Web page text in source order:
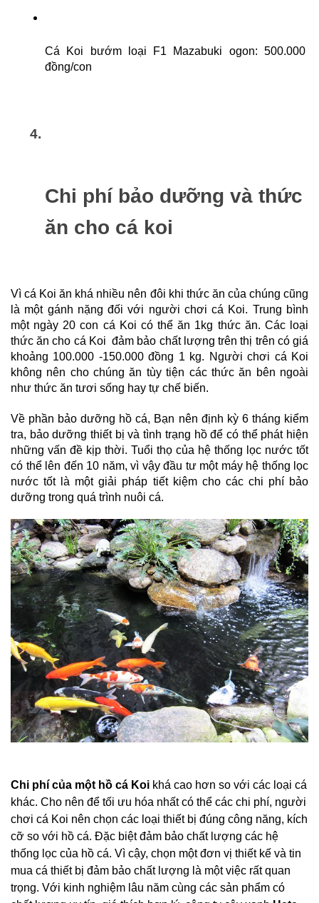
Cá Koi bướm loại F1 Mazabuki ogon: 500.000
đồng/con
Chi phí bảo dưỡng và thức
ăn cho cá koi
Vì cá Koi ăn khá nhiều nên đôi khi thức ăn của chúng cũng
là một gánh nặng đối với người chơi cá Koi. Trung bình
một ngày 20 con cá Koi có thể ăn 1kg thức ăn. Các loại
thức ăn cho cá Koi  đảm bảo chất lượng trên thị trên có giá
khoảng 100.000 -150.000 đồng 1 kg. Người chơi cá Koi
không nên cho chúng ăn tùy tiện các thức ăn bên ngoài
như thức ăn tươi sống hay tự chế biến.
Về phần bảo dưỡng hồ cá, Bạn nên định kỳ 6 tháng kiểm
tra, bảo dưỡng thiết bị và tình trạng hồ để có thể phát hiện
những vấn đề kịp thời. Tuổi thọ của hệ thống lọc nước tốt
có thể lên đến 10 năm, vì vậy đầu tư một máy hệ thống lọc
nước tốt là một giải pháp tiết kiệm cho các chi phí bảo
dưỡng trong quá trình nuôi cá.
Chi phí của một hồ cá Koi khá cao hơn so với các loại cá
khác. Cho nên để tối ưu hóa nhất có thể các chi phí, người
chơi cá Koi nên chọn các loại thiết bị đúng công năng, kích
cỡ so với hồ cá. Đặc biệt đảm bảo chất lượng các hệ
thống lọc của hồ cá. Vì cậy, chọn một đơn vị thiết kế và tin
mua cá thiết bị đảm bảo chất lượng là một việc rất quan
trọng. Với kinh nghiệm lâu năm cùng các sản phẩm có